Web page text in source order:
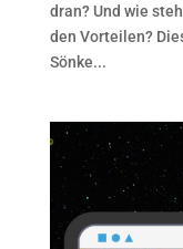
dran? Und wie
den Vorteilen?
Sönke...